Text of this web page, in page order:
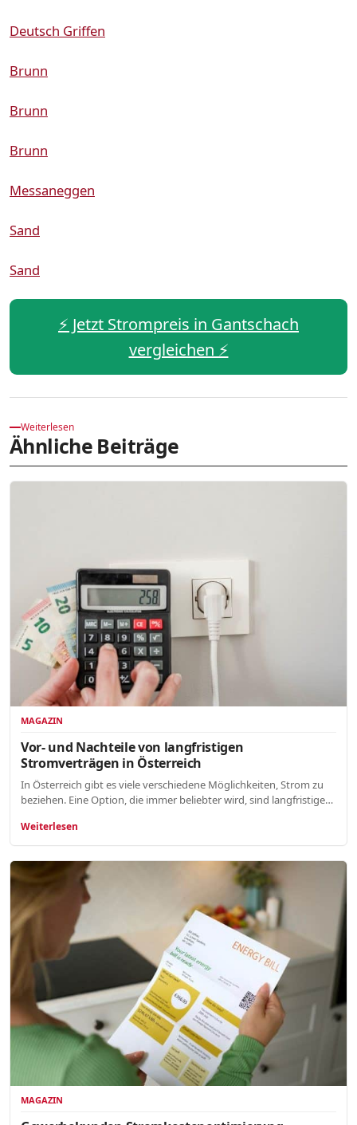
Deutsch Griffen
Brunn
Brunn
Brunn
Messaneggen
Sand
Sand
⚡️ Jetzt Strompreis in Gantschach
vergleichen ⚡️
Weiterlesen
Ähnliche Beiträge
MAGAZIN
Vor- und Nachteile von langfristigen
Stromverträgen in Österreich
In Österreich gibt es viele verschiedene Möglichkeiten, Strom zu
beziehen. Eine Option, die immer beliebter wird, sind langfristige…
Weiterlesen
MAGAZIN